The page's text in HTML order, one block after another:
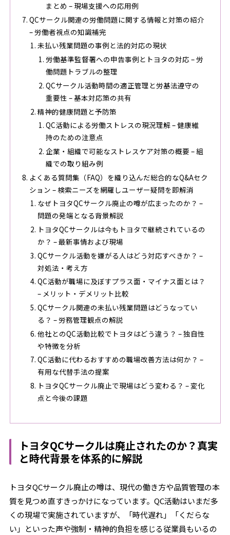
まとめ – 現場支援への応用例
QCサークル関連の労働問題に関する情報と対策の紹介
– 労働者視点の知識補完
未払い残業問題の事例と法的対応の現状
労働基準監督署への申告事例とトヨタの対応 – 労
働問題トラブルの整理
QCサークル活動時間の適正管理と労基法遵守の
重要性 – 基本対応策の共有
精神的健康問題と予防策
QC活動による労働ストレスの現況理解 – 健康維
持のための注意点
企業・組織で可能なストレスケア対策の概要 – 組
織での取り組み例
よくある質問集（FAQ）を織り込んだ総合的なQ&Aセク
ション – 検索ニーズを網羅しユーザー疑問を即解消
なぜトヨタQCサークル廃止の噂が広まったのか？ –
問題の発端となる背景解説
トヨタQCサークルは今もトヨタで継続されているの
か？ – 最新事情および現場
QCサークル活動を嫌がる人はどう対応すべきか？ –
対処法・考え方
QC活動が職場に及ぼすプラス面・マイナス面とは？
– メリット・デメリット比較
QCサークル関連の未払い残業問題はどうなってい
る？ – 労務管理観点の解説
他社とのQC活動比較でトヨタはどう違う？ – 独自性
や特徴を分析
QC活動に代わるおすすめの職場改善方法は何か？ –
有用な代替手法の提案
トヨタQCサークル廃止で現場はどう変わる？ – 変化
点と今後の課題
トヨタQCサークルは廃止されたのか？真実
と時代背景を体系的に解説
トヨタQCサークル廃止の噂は、現代の働き方や品質管理の本
質を見つめ直すきっかけになっています。QC活動はいまだ多
くの現場で実施されていますが、「時代遅れ」「くだらな
い」といった声や強制・精神的負担を感じる従業員もいるの